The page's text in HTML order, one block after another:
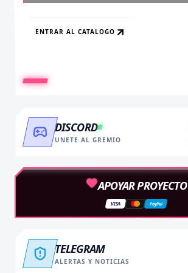
ENTRAR AL CATALOGO
RECARGAR AHORA
VER BENEFICIOS
DISCORD
UNETE AL GREMIO
APOYAR PROYECTO
VISA PayPal
TELEGRAM
ALERTAS Y NOTICIAS